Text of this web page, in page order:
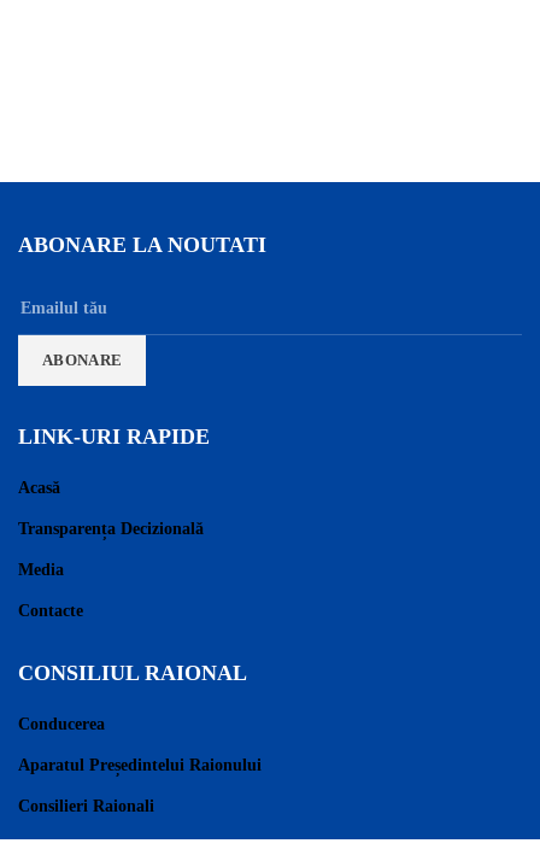
ABONARE LA NOUTATI
LINK-URI RAPIDE
Acasă
Transparența Decizională
Media
Contacte
CONSILIUL RAIONAL
Conducerea
Aparatul Președintelui Raionului
Consilieri Raionali